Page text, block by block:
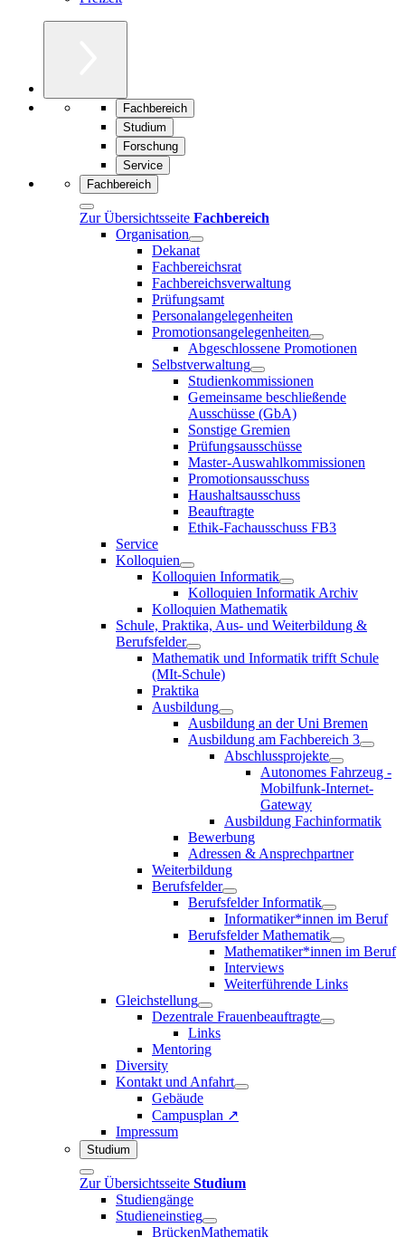
Fachbereich
Studium
Forschung
Service
Fachbereich
Zur Übersichtsseite Fachbereich
Organisation
Dekanat
Fachbereichsrat
Fachbereichsverwaltung
Prüfungsamt
Personalangelegenheiten
Promotionsangelegenheiten
Abgeschlossene Promotionen
Selbstverwaltung
Studienkommissionen
Gemeinsame beschließende
Ausschüsse (GbA)
Sonstige Gremien
Prüfungsausschüsse
Master-Auswahlkommissionen
Promotionsausschuss
Haushaltsausschuss
Beauftragte
Ethik-Fachausschuss FB3
Service
Kolloquien
Kolloquien Informatik
Kolloquien Informatik Archiv
Kolloquien Mathematik
Schule, Praktika, Aus- und Weiterbildung &
Berufsfelder
Mathematik und Informatik trifft Schule
(MIt-Schule)
Praktika
Ausbildung
Ausbildung an der Uni Bremen
Ausbildung am Fachbereich 3
Abschlussprojekte
Autonomes Fahrzeug -
Mobilfunk-Internet-
Gateway
Ausbildung Fachinformatik
Bewerbung
Adressen & Ansprechpartner
Weiterbildung
Berufsfelder
Berufsfelder Informatik
Informatiker*innen im Beruf
Berufsfelder Mathematik
Mathematiker*innen im Beruf
Interviews
Weiterführende Links
Gleichstellung
Dezentrale Frauenbeauftragte
Links
Mentoring
Diversity
Kontakt und Anfahrt
Gebäude
Campusplan ↗
Impressum
Studium
Zur Übersichtsseite Studium
Studiengänge
Studieneinstieg
BrückenMathematik